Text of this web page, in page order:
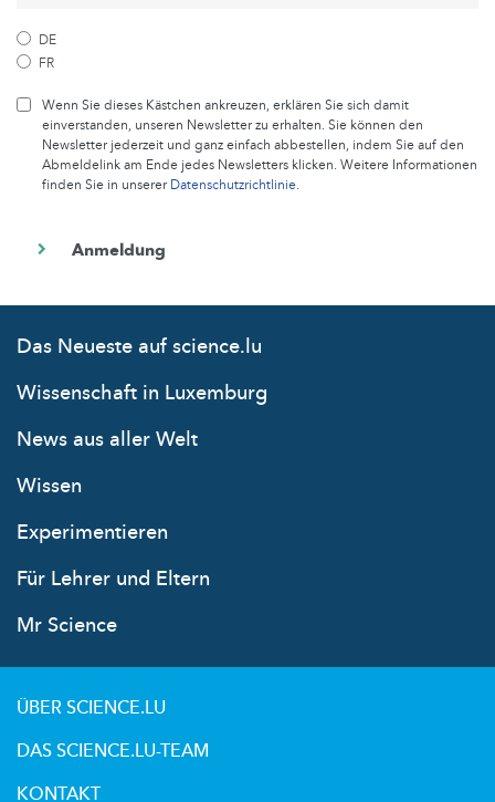
DE
FR
Wenn Sie dieses Kästchen ankreuzen, erklären Sie sich damit
einverstanden, unseren Newsletter zu erhalten. Sie können den
Newsletter jederzeit und ganz einfach abbestellen, indem Sie auf den
Abmeldelink am Ende jedes Newsletters klicken. Weitere Informationen
finden Sie in unsererDatenschutzrichtlinie.
Das Neueste auf science.lu
Wissenschaft in Luxemburg
News aus aller Welt
Wissen
Experimentieren
Für Lehrer und Eltern
Mr Science
ÜBER SCIENCE.LU
DAS SCIENCE.LU-TEAM
KONTAKT